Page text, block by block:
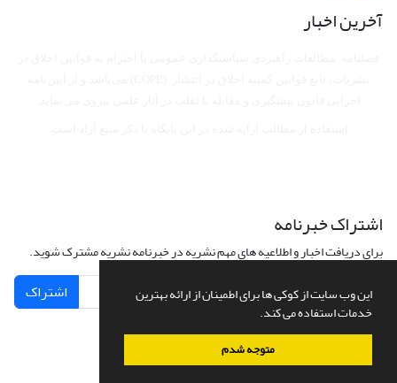
این وب سایت از کوکی ها برای اطمینان از ارائه بهترین
خدمات استفاده می کند.
متوجه شدم
آخرین اخبار
اشتراک خبرنامه
برای دریافت اخبار و اطلاعیه های مهم نشریه در خبرنامه نشریه مشترک شوید.
اشتراک
سامانه مدیریت نشریات علمی.طراحی و پیاده سازی ازسیناوب